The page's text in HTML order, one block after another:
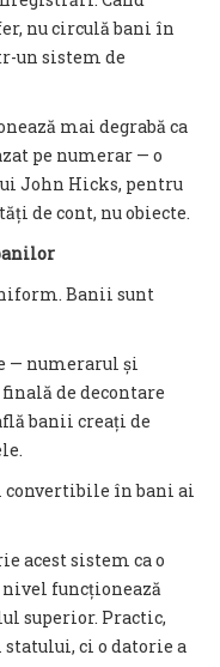
nu circulă bani în
un sistem de
mai degrabă ca
pe numerar — o
John Hicks, pentru
de cont, nu obiecte.
Banii sunt
— numerarul și
de decontare
banii creați de
convertibile în bani ai
acest sistem ca o
nivel funcționează
superior. Practic,
ci o datorie a